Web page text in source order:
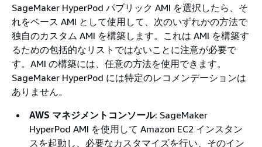
SageMaker HyperPod パブリック AMI を選択したら、そ
れをベース AMI として使用して、次のいずれかの方法で
独自のカスタム AMI を構築します。これは AMI を構築す
るための包括的なリストではないことに注意が必要で
す。AMI の構築には、任意の方法を使用できます。
SageMaker HyperPod には特定のレコメンデーションは
ありません。
AWS マネジメントコンソール: SageMaker
HyperPod AMI を使用して Amazon EC2 インスタン
スを起動し、必要なカスタマイズを行い、そのイン